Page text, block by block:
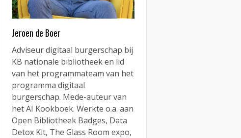
Jeroen de Boer
Adviseur digitaal burgerschap bij
KB nationale bibliotheek en lid
van het programmateam van het
programma digitaal
burgerschap. Mede-auteur van
het AI Kookboek. Werkte o.a. aan
Open Bibliotheek Badges, Data
Detox Kit, The Glass Room expo,